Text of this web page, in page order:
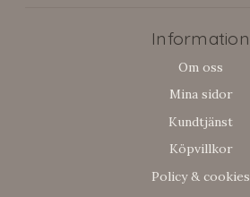
Information
Om oss
Mina sidor
Kundtjänst
Köpvillkor
Policy & cookies